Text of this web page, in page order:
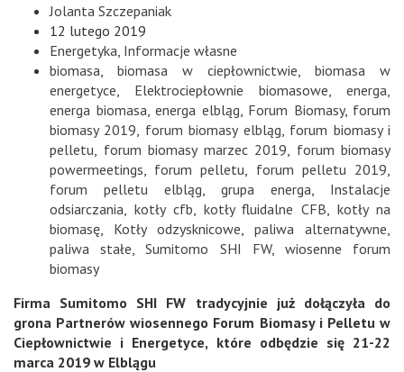
Jolanta Szczepaniak
12 lutego 2019
Energetyka Informacje własne
biomasa
biomasa w ciepłownictwie
biomasa w
energetyce
Elektrociepłownie biomasowe energa
energa biomasa energa elbląg Forum Biomasy, forum
biomasy 2019 forum biomasy elbląg forum biomasy i
pelletu
forum biomasy marzec 2019
forum biomasy
powermeetings
forum pelletu forum pelletu 2019
forum pelletu elbląg
grupa energa
Instalacje
odsiarczania
kotły cfb kotły fluidalne CFB ,kotły na
biomasę
Kotły odzysknicowe paliwa alternatywne
paliwa stałe ,Sumitomo SHI FW, wiosenne forum
biomasy
Firma Sumitomo SHI FW tradycyjnie już dołączyła do
grona Partnerów wiosennego Forum Biomasy i Pelletu w
Ciepłownictwie i Energetyce, które odbędzie się 21-22
marca 2019 w Elblągu